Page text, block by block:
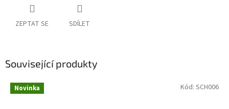
ZEPTAT SE SDÍLET
Související produkty
Novinka Kód: SCH006